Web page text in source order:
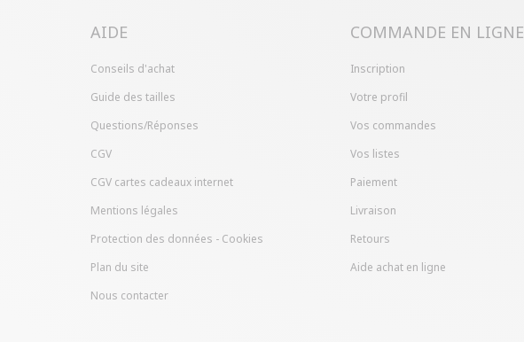
AIDE
Conseils d'achat
Guide des tailles
Questions/Réponses
CGV
CGV cartes cadeaux internet
Mentions légales
Protection des données - Cookies
Plan du site
Nous contacter
COMMANDE EN LIGNE
Inscription
Votre profil
Vos commandes
Vos listes
Paiement
Livraison
Retours
Aide achat en ligne